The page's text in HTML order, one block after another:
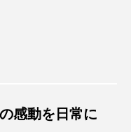
感動を日常に